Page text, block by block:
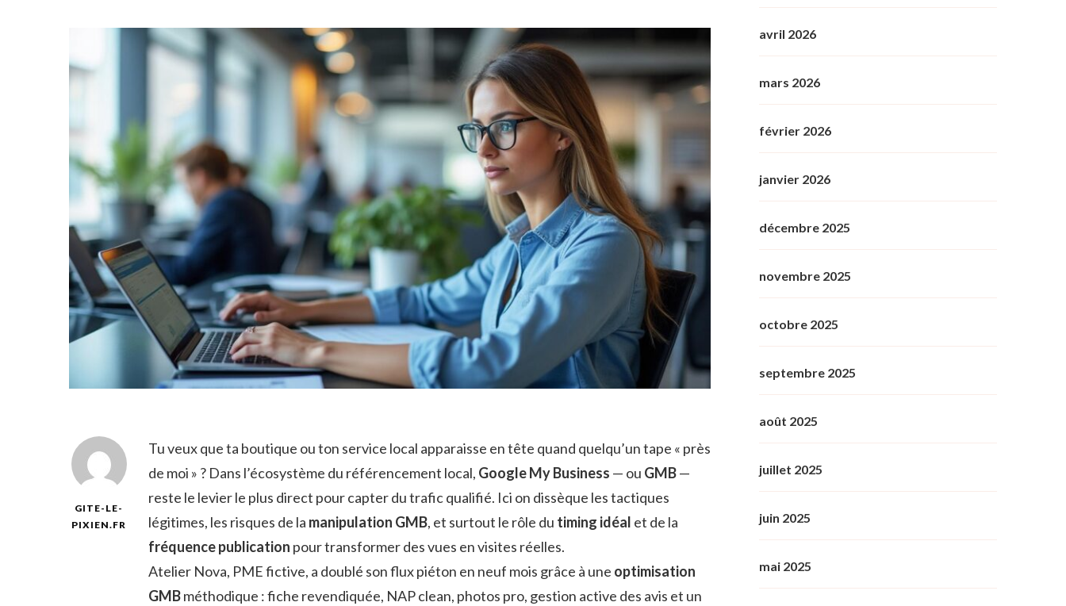
GITE-LE-
PIXIEN.FR
Tu veux que ta boutique ou ton service local apparaisse en tête quand quelqu’un tape « près
de moi » ? Dans l’écosystème du référencement local, Google My Business — ou GMB—
reste le levier le plus direct pour capter du trafic qualifié. Ici on dissèque les tactiques
légitimes, les risques de la manipulation GMB, et surtout le rôle du timing idéal et de la
fréquence publication pour transformer des vues en visites réelles.
Atelier Nova, PME fictive, a doublé son flux piéton en neuf mois grâce à une optimisation
GMBméthodique : fiche revendiquée, NAP clean, photos pro, gestion active des avis et un
avril 2026
mars 2026
février 2026
janvier 2026
décembre 2025
novembre 2025
octobre 2025
septembre 2025
août 2025
juillet 2025
juin 2025
mai 2025